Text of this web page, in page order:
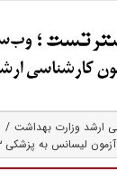
ارشد وزارت بهداشت
لیسانس به پزشکی ۱۴۰۳